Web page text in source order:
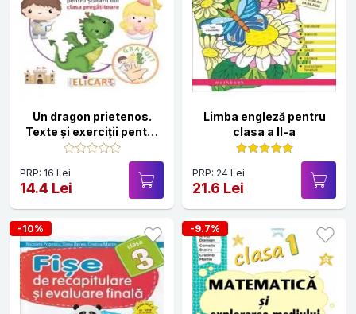
Un dragon prietenos.
Texte și exerciții pentru
școlarii din clasa
PRP: 16 Lei
14.4 Lei
Limba engleză pentru
clasa a II-a
PRP: 24 Lei
21.6 Lei
-10% -9.7%